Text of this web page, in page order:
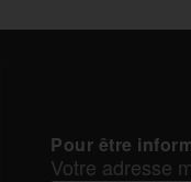
Pour être
Votre adresse